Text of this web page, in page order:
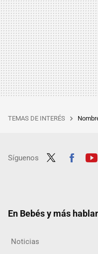
TEMAS DE INTERÉS
Síguenos
En Bebés y más
Noticias